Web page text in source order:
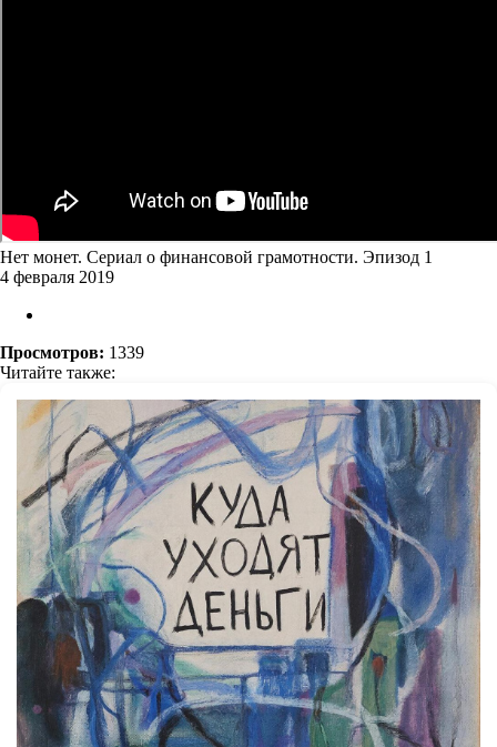
Нет монет. Сериал о финансовой грамотности. Эпизод 1
4 февраля 2019
Просмотров: 1339
Читайте также: